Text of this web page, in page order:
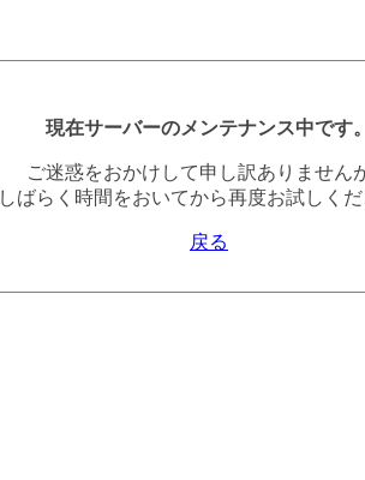
現在サーバーのメンテナンス中です。
ご迷惑をおかけして申し訳ありません
しばらく時間をおいてから再度お試しくだ
戻る